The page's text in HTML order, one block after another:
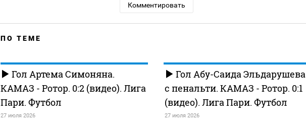
Комментировать
ПО ТЕМЕ
Гол Артема Симоняна.
КАМАЗ - Ротор. 0:2 (видео). Лига
Пари. Футбол
27 июля 2026
Гол Абу-Саида Эльдарушева
с пенальти. КАМАЗ - Ротор. 0:1
(видео). Лига Пари. Футбол
27 июля 2026